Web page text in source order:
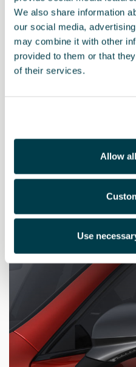
We also share information
our social media,
may combine it with other
provided to them or that
of their services.
Allow
Use
000098500L B9A